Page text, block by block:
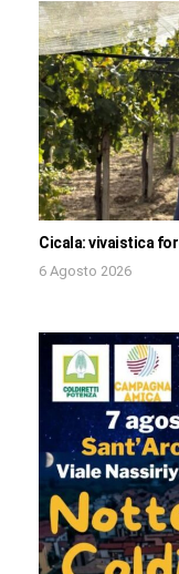
Cicala: vivaistica
6 Agosto 2026